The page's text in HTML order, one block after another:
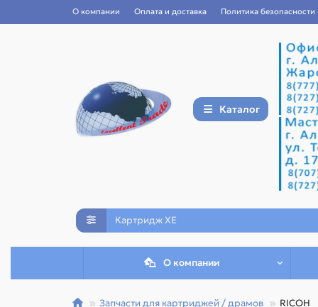
О компании Оплата и доставка Политика безопасности
Каталог
О компании
Запчасти для картриджей / драмов RICOH